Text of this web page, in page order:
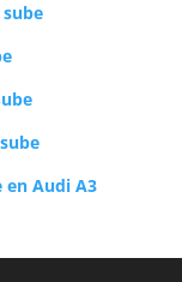
en Audi A3